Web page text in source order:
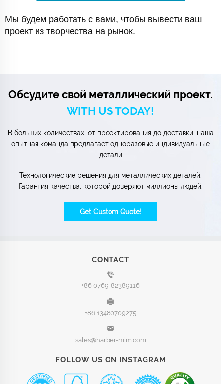
Мы будем работать с вами, чтобы вывести ваш
проект из творчества на рынок.
Обсудите свой металлический проект.
WITH US TODAY!
В больших количествах, от проектирования до доставки, наша
опытная команда предлагает одноразовые индивидуальные
детали
Технологические решения для металлических деталей.
Гарантия качества, которой доверяют миллионы людей.
Get Custom Quote!
CONTACT
+86 0769-82389116
+86 13480709275
sales@harber-mim.com
FOLLOW US ON INSTAGRAM